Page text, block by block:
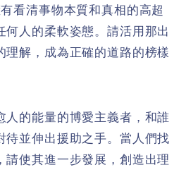
看清事物本質和真相的高超
何人的柔軟姿態。請活用那出
理解，成為正確的道路的榜樣
人的能量的博愛主義者，和誰
待並伸出援助之手。當人們找
請使其進一步發展，創造出理